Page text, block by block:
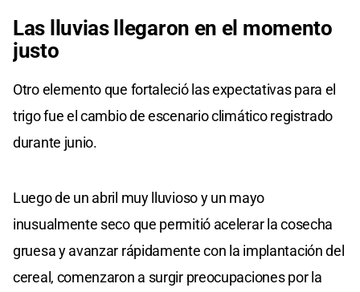
Las lluvias llegaron en el momento
justo
Otro elemento que fortaleció las expectativas para el
trigo fue el cambio de escenario climático registrado
durante junio.
Luego de un abril muy lluvioso y un mayo
inusualmente seco que permitió acelerar la cosecha
gruesa y avanzar rápidamente con la implantación del
cereal, comenzaron a surgir preocupaciones por la